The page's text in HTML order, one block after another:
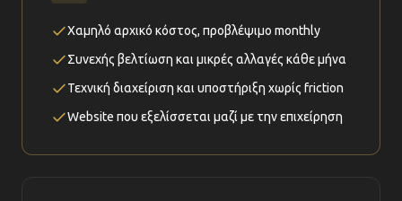
Χαμηλό αρχικό κόστος, προβλέψιμο monthly
Συνεχής βελτίωση και μικρές αλλαγές κάθε μήνα
Τεχνική διαχείριση και υποστήριξη χωρίς friction
Website που εξελίσσεται μαζί με την επιχείρηση